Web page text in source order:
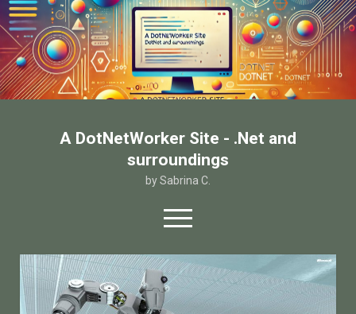
A DotNetWorker Site - .Net and
surroundings
by Sabrina C.
open
menu
twitterfacebook
email-form
Home